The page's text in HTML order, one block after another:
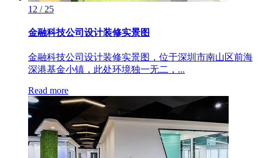
12 / 25
金融科技公司设计装修实景图
金融科技公司设计装修实景图，位于深圳市南山区前海
深港基金小镇，此处环境独一无二，...
Read more